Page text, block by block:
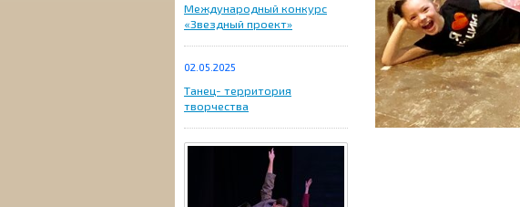
Международный конкурс
«Звездный проект»
02.05.2025
Танец- территория
творчества